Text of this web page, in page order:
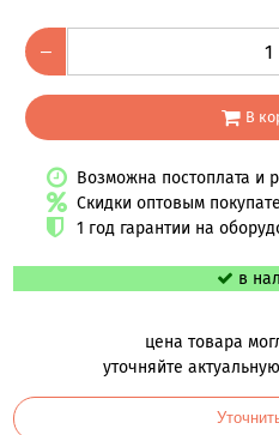
–
В
Возможна постоплата и
Скидки оптовым
1 год гарантии на
в
цена товара
уточняйте